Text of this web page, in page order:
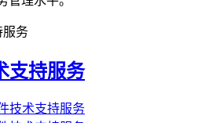
服务
支持服务
技术支持服务